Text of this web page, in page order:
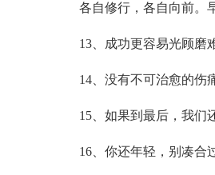
各自修行，各自向前。
13、成功更容易光顾磨
14、没有不可治愈的伤
15、如果到最后，我们
16、你还年轻，别凑合